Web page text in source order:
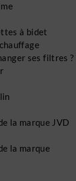
à bidet
ses filtres ?
la marque JVD
la marque